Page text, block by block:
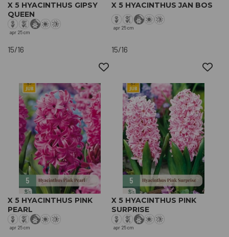
X 5 HYACINTHUS GIPSY
QUEEN
apr 25 cm
15/16
X 5 HYACINTHUS JAN BOS
apr 25 cm
15/16
X 5 HYACINTHUS PINK
PEARL
apr 25 cm
X 5 HYACINTHUS PINK
SURPRISE
apr 25 cm